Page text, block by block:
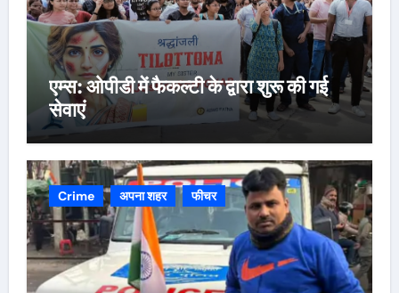
एम्स: ओपीडी में फैकल्टी के द्वारा शुरू की गई
सेवाएं
Crime अपना शहर फीचर